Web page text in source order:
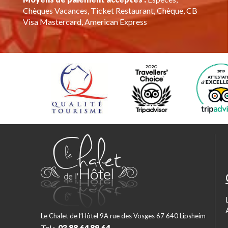
Chèques Vacances, Ticket Restaurant, Chèque, CB
Visa Mastercard, American Express
Le Chalet de l’Hôtel 9A rue des Vosges 67 640 Lipsheim